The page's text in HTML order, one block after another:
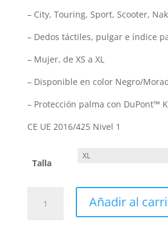
59,90€.
– City, Touring, Sport, Scooter,
– Dedos táctiles, pulgar e índice
– Mujer, de XS a XL
– Disponible en color Negro/
– Protección palma con DuPont™
CE UE 2016/425 Nivel 1
Talla
mujer
Añadir al